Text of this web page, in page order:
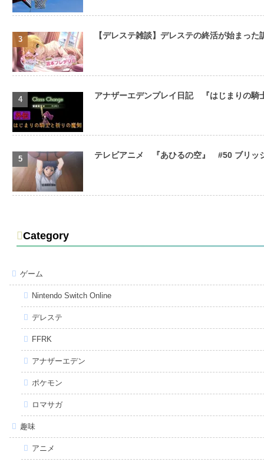
【デレステ雑談】デレステの終活が始まっ
アナザーエデンプレイ日記 『はじまりの騎
テレビアニメ 『あひるの空』 #50 ブリッ
Category
ゲーム
Nintendo Switch Online
デレステ
FFRK
アナザーエデン
ポケモン
ロマサガ
趣味
アニメ